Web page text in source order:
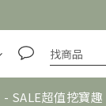
- SALE超值挖寶趣